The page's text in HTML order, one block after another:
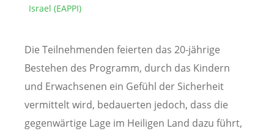
Israel (EAPPI)
Die Teilnehmenden feierten das 20-jährige
Bestehen des Programm, durch das Kindern
und Erwachsenen ein Gefühl der Sicherheit
vermittelt wird, bedauerten jedoch, dass die
gegenwärtige Lage im Heiligen Land dazu führt,